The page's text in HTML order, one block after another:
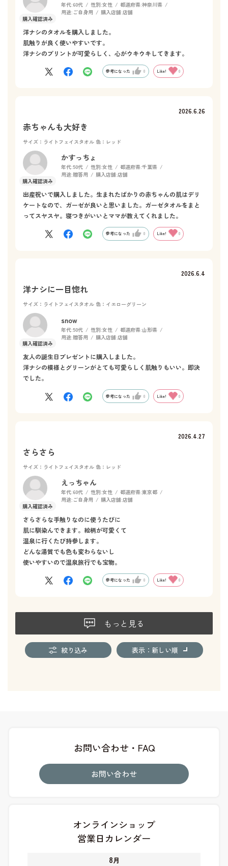
年代:60代 性別:女性 都道府県:神奈川県
用途: ご自身用 購入店舗:店舗
洋ナシのタオルを購入しました。
肌触りが良く使いやすいです。
洋ナシのプリントが可愛らしく、心がウキウキしてきます。
参考になった 0 Like! 0
2026.6.26
赤ちゃんも大好き
サイズ：ライトフェイスタオル 色：レッド
かすっちょ
年代:50代 性別:女性 都道府県:千葉県
用途:贈答用 購入店舗:店舗
出産祝いで購入しました。生まれたばかりの赤ちゃんの肌はデリ
ケートなので、ガーゼが良いと思いました。ガーゼタオルをまと
ってスヤスヤ。寝つきがいいとママが教えてくれました。
参考になった 0 Like! 0
2026.6.4
洋ナシに一目惚れ
サイズ：ライトフェイスタオル 色：イエローグリーン
snow
年代:50代 性別:女性 都道府県:山形県
用途:贈答用 購入店舗:店舗
友人の誕生日プレゼントに購入しました。
洋ナシの模様とグリーンがとても可愛らしく肌触りもいい。即決
でした。
参考になった 0 Like! 0
2026.4.27
さらさら
サイズ：ライトフェイスタオル 色：レッド
えっちゃん
年代:60代 性別:女性 都道府県:東京都
用途: ご自身用 購入店舗:店舗
さらさらな手触りなのに使うたびに
肌に馴染んできます。絵柄が可愛くて
温泉に行くたび持参します。
どんな湯質でも色も変わらないし
使いやすいので温泉旅行でも宝物。
参考になった 0 Like! 0
もっと見る
絞り込み 表示：新しい順
お問い合わせ・FAQ
お問い合わせ
オンラインショップ
営業日カレンダー
8月